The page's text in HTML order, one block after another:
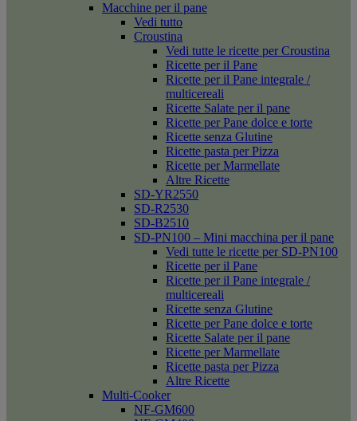
Macchine per il pane
Vedi tutto
Croustina
Vedi tutte le ricette per Croustina
Ricette per il Pane
Ricette per il Pane integrale /
multicereali
Ricette Salate per il pane
Ricette per Pane dolce e torte
Ricette senza Glutine
Ricette pasta per Pizza
Ricette per Marmellate
Altre Ricette
SD-YR2550
SD-R2530
SD-B2510
SD-PN100 – Mini macchina per il pane
Vedi tutte le ricette per SD-PN100
Ricette per il Pane
Ricette per il Pane integrale /
multicereali
Ricette senza Glutine
Ricette per Pane dolce e torte
Ricette Salate per il pane
Ricette per Marmellate
Ricette pasta per Pizza
Altre Ricette
Multi-Cooker
NF-GM600